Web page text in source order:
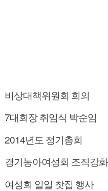
비상대책위원회 회의
7대회장 취임식 박순임
2014년도 정기총회
경기농아여성회 조직강
여성회 일일 찻집 행사